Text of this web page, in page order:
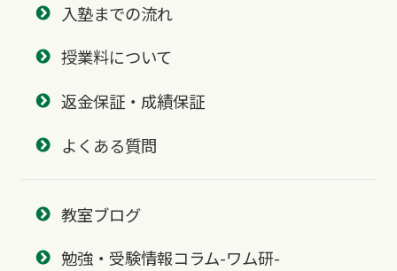
入塾までの流れ
授業料について
返金保証・成績保証
よくある質問
教室ブログ
勉強・受験情報コラム-ワム研-